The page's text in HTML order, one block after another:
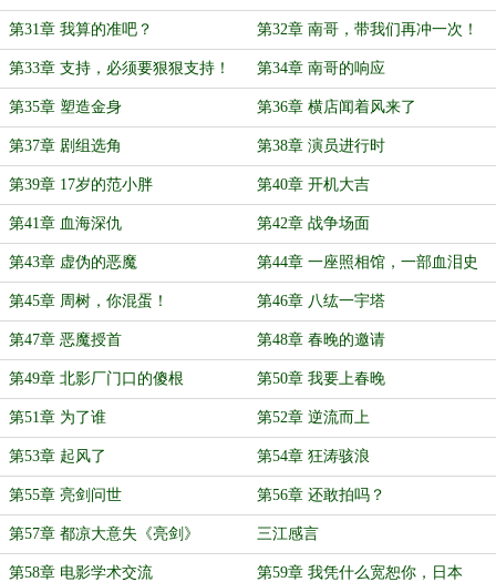
第31章 我算的准吧？ 第32章 南哥，带我们再冲一次！
第33章 支持，必须要狠狠支持！ 第34章 南哥的响应
第35章 塑造金身 第36章 横店闻着风来了
第37章 剧组选角 第38章 演员进行时
第39章 17岁的范小胖 第40章 开机大吉
第41章 血海深仇 第42章 战争场面
第43章 虚伪的恶魔 第44章 一座照相馆，一部血泪史
第45章 周树，你混蛋！ 第46章 八纮一宇塔
第47章 恶魔授首 第48章 春晚的邀请
第49章 北影厂门口的傻根 第50章 我要上春晚
第51章 为了谁 第52章 逆流而上
第53章 起风了 第54章 狂涛骇浪
第55章 亮剑问世 第56章 还敢拍吗？
第57章 都凉大意失《亮剑》 三江感言
第58章 电影学术交流 第59章 我凭什么宽恕你，日本